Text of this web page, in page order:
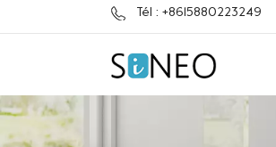
Tél : +8615880223249